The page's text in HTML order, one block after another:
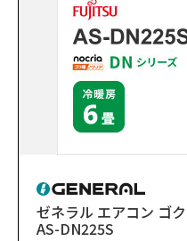
ゼネラル エアコン ゴ
AS-DN225S